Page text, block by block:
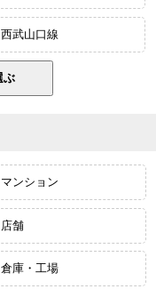
西武山口線
マンション
店舗
倉庫・工場